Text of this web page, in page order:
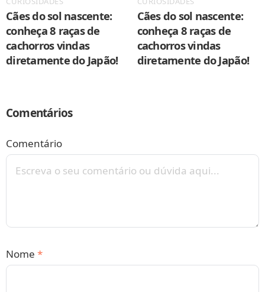
Cães do sol nascente:
conheça 8 raças de
cachorros vindas
diretamente do Japão!
Cães do sol nascente:
conheça 8 raças de
cachorros vindas
diretamente do Japão!
Comentários
Comentário
Nome *